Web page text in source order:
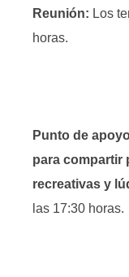
Reunión: Los
horas.
Punto de
para compartir
recreativas y
las 17:30 horas.